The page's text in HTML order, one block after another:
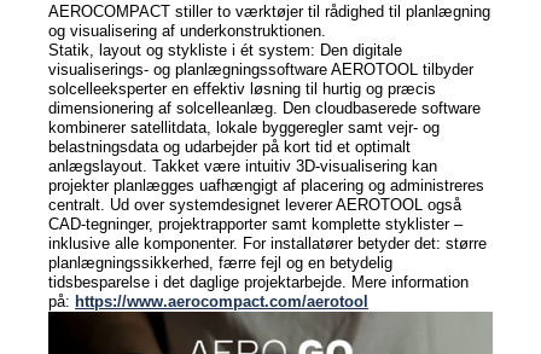
AEROCOMPACT stiller to værktøjer til rådighed til planlægning
og visualisering af underkonstruktionen.
Statik, layout og stykliste i ét system: Den digitale
visualiserings- og planlægningssoftware AEROTOOL tilbyder
solcelleeksperter en effektiv løsning til hurtig og præcis
dimensionering af solcelleanlæg. Den cloudbaserede software
kombinerer satellitdata, lokale byggeregler samt vejr- og
belastningsdata og udarbejder på kort tid et optimalt
anlægslayout. Takket være intuitiv 3D-visualisering kan
projekter planlægges uafhængigt af placering og administreres
centralt. Ud over systemdesignet leverer AEROTOOL også
CAD-tegninger, projektrapporter samt komplette styklister –
inklusive alle komponenter. For installatører betyder det: større
planlægningssikkerhed, færre fejl og en betydelig
tidsbesparelse i det daglige projektarbejde. Mere information
på: https://www.aerocompact.com/aerotool